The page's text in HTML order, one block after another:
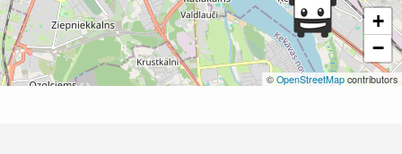
+
−
© OpenStreetMap contributors